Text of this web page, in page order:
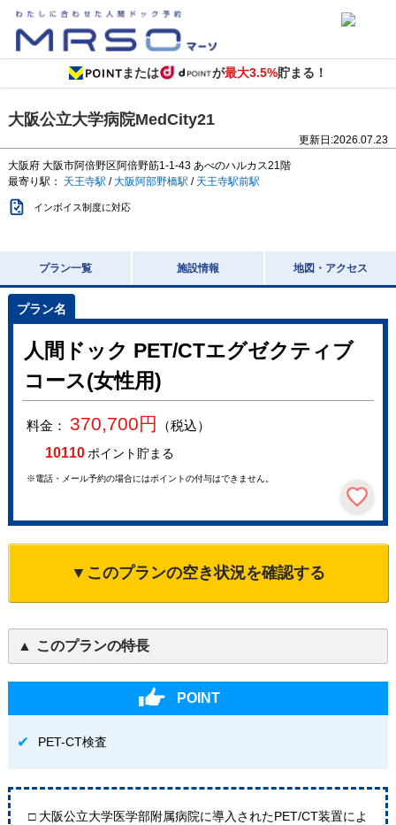
または が最大3.5%貯まる！
大阪公立大学病院MedCity21
更新日:2026.07.23
大阪府 大阪市阿倍野区阿倍野筋1-1-43 あべのハルカス21階
最寄り駅： 天王寺駅 /大阪阿部野橋駅 / 天王寺駅前駅
インボイス制度に対応
プラン一覧 施設情報 地図・アクセス
人間ドック PET/CTエグゼクティブ
コース(女性用)
料金： 370,700円
（税込）
10110ポイント貯まる
※電話・メール予約の場合にはポイントの付与はできません。
▼このプランの空き状況を確認する
このプランの特長
POINT
PET-CT検査
□ 大阪公立大学医学部附属病院に導入されたPET/CT装置によ